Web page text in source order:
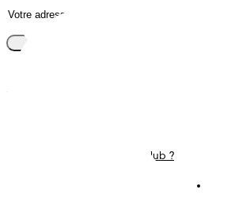
C'est Quoi Pampers Club ?